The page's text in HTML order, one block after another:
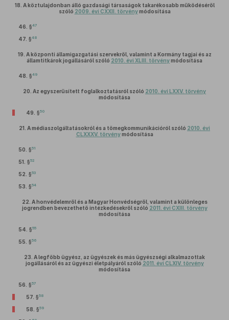
18. A köztulajdonban álló gazdasági társaságok takarékosabb működéséről
szóló 2009. évi CXXII. törvénymódosítása
46. §47
47. §48
19. A központi államigazgatási szervekről, valamint a Kormány tagjai és az
államtitkárok jogállásáról szóló 2010. évi XLIII. törvénymódosítása
48. §49
20. Az egyszerűsített foglalkoztatásról szóló 2010. évi LXXV. törvény
módosítása
49. §50
21. A médiaszolgáltatásokról és a tömegkommunikációról szóló 2010. évi
CLXXXV. törvénymódosítása
50. §51
51. §52
52. §53
53. §54
22. A honvédelemről és a Magyar Honvédségről, valamint a különleges
jogrendben bevezethető intézkedésekről szóló 2011. évi CXIII. törvény
módosítása
54. §55
55. §56
23. A legfőbb ügyész, az ügyészek és más ügyészségi alkalmazottak
jogállásáról és az ügyészi életpályáról szóló 2011. évi CLXIV. törvény
módosítása
56. §57
57. §58
58. §59